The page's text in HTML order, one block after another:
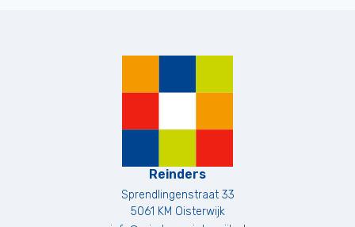
Reinders
Sprendlingenstraat 33
5061 KM Oisterwijk